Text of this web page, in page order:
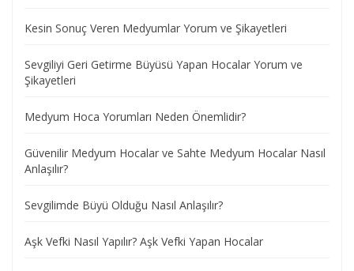
Kesin Sonuç Veren Medyumlar Yorum ve Şikayetleri
Sevgiliyi Geri Getirme Büyüsü Yapan Hocalar Yorum ve
Şikayetleri
Medyum Hoca Yorumları Neden Önemlidir?
Güvenilir Medyum Hocalar ve Sahte Medyum Hocalar Nasıl
Anlaşılır?
Sevgilimde Büyü Olduğu Nasıl Anlaşılır?
Aşk Vefki Nasıl Yapılır? Aşk Vefki Yapan Hocalar